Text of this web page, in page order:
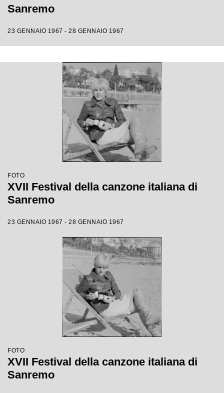
Sanremo
23 GENNAIO 1967 - 28 GENNAIO 1967
FOTO
XVII Festival della canzone italiana di
Sanremo
23 GENNAIO 1967 - 28 GENNAIO 1967
FOTO
XVII Festival della canzone italiana di
Sanremo